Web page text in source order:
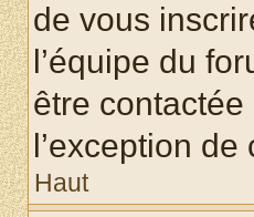
de vous
l’équipe du
être
l’exception
Haut